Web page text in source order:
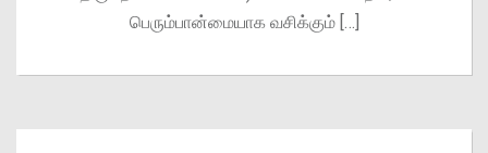
பெரும்பான்மையாக வசிக்கும் […]